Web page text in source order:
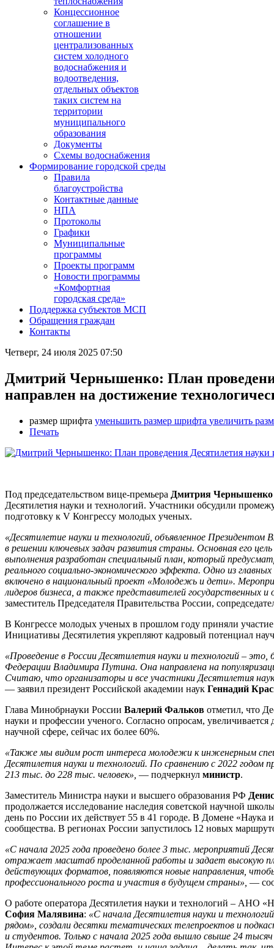
Концессионное
соглашение в
отношении
централизованных
систем холодного
водоснабжения и
водоотведения,
отдельных объектов
таких систем на
территории
муниципального
образования
Документы
Схемы водоснабжения
Формирование городской среды
Правила
благоустройства
Контактные данные
НПА
Протоколы
Графики
Муниципальные
программы
Проекты программ
Новости программы
«Комфортная
городская среда»
Поддержка субъектов МСП
Обращения граждан
Контакты
Четверг, 24 июля 2025 07:50
Дмитрий Чернышенко: План
направлен на достижение
размер шрифта уменьшить размер шрифта увеличить
Печать
Под председательством вице-премьера Дмитрия Чернышенко
Десятилетия науки и технологий. Участники обсудили
подготовку к V Конгрессу молодых ученых.
«Десятилетие науки и технологий, объявленное Президентом
в решении ключевых задач развития страны. Основная его
выполнения разработан специальный план, который
реального социально-экономического эффекта. Одно из
включено в национальный проект «Молодежь и дети».
лидеров бизнеса, а также представителей государственных
заместитель Председателя Правительства России,
В Конгрессе молодых ученых в прошлом году приняли
Инициативы Десятилетия укрепляют кадровый потенциал
«Проведение в России Десятилетия науки и технологий –
Федерации Владимира Путина. Она направлена на
Считаю, что организаторы и все участники Десятилетия
— заявил президент Российской академии наук Геннадий
Глава Минобрнауки России Валерий Фальков отметил, что
науки и профессии ученого. Согласно опросам,
научной сфере, сейчас их более 60%.
«Также мы видим рост интереса молодежи к инженерным
Десятилетия науки и технологий. По сравнению с 2022 годом
213 тыс. до 228 тыс. человек», — подчеркнул министр.
Заместитель Министра науки и высшего образования РФ
продолжается исследование наследия советской научной
день по России их действует 55 в 41 городе. В Домене «Наука
сообщества. В регионах России запустилось 12 новых
«С начала 2025 года проведено более 3 тыс. мероприятий
отражает масштаб проделанной работы и задает высокую
действующих форматов, появляются новые направления,
профессионального роста и участия в будущем страны», —
О работе оператора Десятилетия науки и технологий – АНО
София Малявина: «С начала Десятилетия науки и
рядом», создали десятки тематических телепроектов и
и студентов. Только с начала 2025 года вышло свыше 24 тысяч